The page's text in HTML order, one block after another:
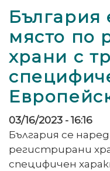
България
място по
храни с
03/16/2023 - 16:16
България се
регистрирани
специфичен